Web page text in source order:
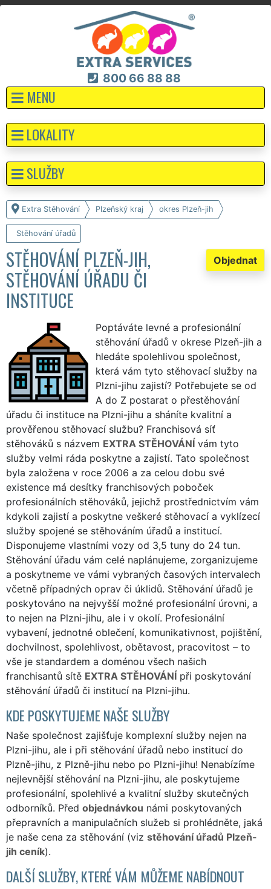
800 66 88 88
MENU
Extra Stěhování Plzeňský kraj okres Plzeň-jih
Stěhování úřadů
Objednat
STĚHOVÁNÍ PLZEŇ-JIH,
STĚHOVÁNÍ ÚŘADU ČI
INSTITUCE
Poptáváte levné a profesionální
stěhování úřadů v okrese Plzeň-jih a
hledáte spolehlivou společnost,
která vám tyto stěhovací služby na
Plzni-jihu zajistí? Potřebujete se od
A do Z postarat o přestěhování
úřadu či instituce na Plzni-jihu a sháníte kvalitní a
prověřenou stěhovací službu? Franchisová síť
stěhováků s názvem EXTRA STĚHOVÁNÍ vám tyto
služby velmi ráda poskytne a zajistí. Tato společnost
byla založena v roce 2006 a za celou dobu své
existence má desítky franchisových poboček
profesionálních stěhováků, jejichž prostřednictvím vám
kdykoli zajistí a poskytne veškeré stěhovací a vyklízecí
služby spojené se stěhováním úřadů a institucí.
Disponujeme vlastními vozy od 3,5 tuny do 24 tun.
Stěhování úřadu vám celé naplánujeme, zorganizujeme
a poskytneme ve vámi vybraných časových intervalech
včetně případných oprav či úklidů. Stěhování úřadů je
poskytováno na nejvyšší možné profesionální úrovni, a
to nejen na Plzni-jihu, ale i v okolí. Profesionální
vybavení, jednotné oblečení, komunikativnost, pojištění,
dochvilnost, spolehlivost, obětavost, pracovitost – to
vše je standardem a doménou všech našich
franchisantů sítě EXTRA STĚHOVÁNÍ při poskytování
stěhování úřadů či institucí na Plzni-jihu.
KDE POSKYTUJEME NAŠE SLUŽBY
Naše společnost zajišťuje komplexní služby nejen na
Plzni-jihu, ale i při stěhování úřadů nebo institucí do
Plzně-jihu, z Plzně-jihu nebo po Plzni-jihu! Nenabízíme
nejlevnější stěhování na Plzni-jihu, ale poskytujeme
profesionální, spolehlivé a kvalitní služby skutečných
odborníků. Před objednávkou námi poskytovaných
přepravních a manipulačních služeb si prohlédněte, jaká
je naše cena za stěhování (viz stěhování úřadů Plzeň-
jih ceník).
DALŠÍ SLUŽBY, KTERÉ VÁM MŮŽEME NABÍDNOUT
LOKALITY
SLUŽBY